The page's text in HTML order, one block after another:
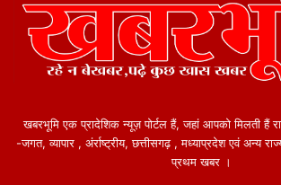
खबरभूमि एक प्रादेशिक न्यूज़ पोर्टल हैं, जहां आपको मिलती हैं
-जगत, व्यापार , अंर्राष्ट्रीय, छत्तीसगढ़ , मध्याप्रदेश एवं अन्य
प्रथम खबर ।